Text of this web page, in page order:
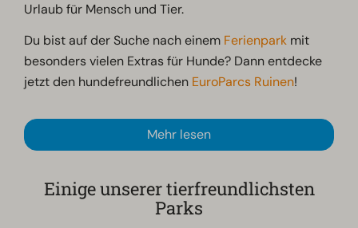
Urlaub für Mensch und Tier.
Du bist auf der Suche nach einem Ferienpark mit
besonders vielen Extras für Hunde? Dann entdecke
jetzt den hundefreundlichen EuroParcs Ruinen!
Mehr lesen
Einige unserer tierfreundlichsten
Parks